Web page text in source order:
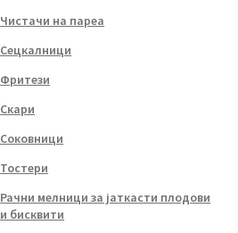
Чистачи на пареа
Сецкалници
Фритези
Скари
Соковници
Тостери
Рачни мелници за јаткасти плодови
и бисквити